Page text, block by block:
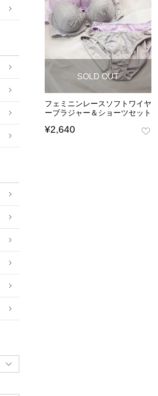
SOLD OUT
フェミニンレースソフトワイヤ
ーブラジャー＆ショーツセット
¥2,640